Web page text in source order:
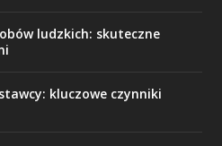
ludzkich: skuteczne
kluczowe czynniki